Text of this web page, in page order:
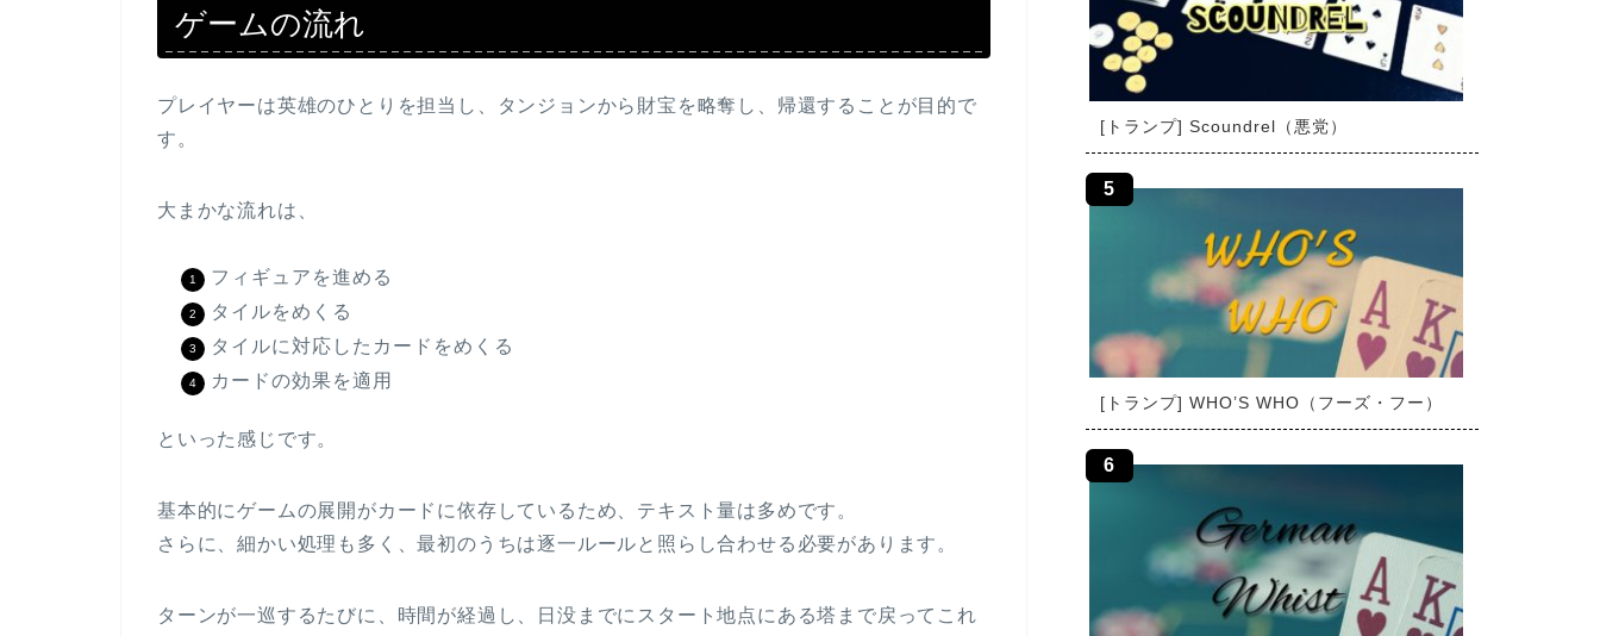
ゲームの流れ
プレイヤーは英雄のひとりを担当し、タンジョンから財宝を略奪し、帰還することが目的で
す。
大まかな流れは、
フィギュアを進める
タイルをめくる
タイルに対応したカードをめくる
カードの効果を適用
といった感じです。
基本的にゲームの展開がカードに依存しているため、テキスト量は多めです。
さらに、細かい処理も多く、最初のうちは逐一ルールと照らし合わせる必要があります。
ターンが一巡するたびに、時間が経過し、日没までにスタート地点にある塔まで戻ってこれ
[トランプ] Scoundrel（悪党）
[トランプ] WHO’S WHO（フーズ・フー）